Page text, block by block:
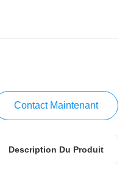
Contact Maintenant
Description Du Produit